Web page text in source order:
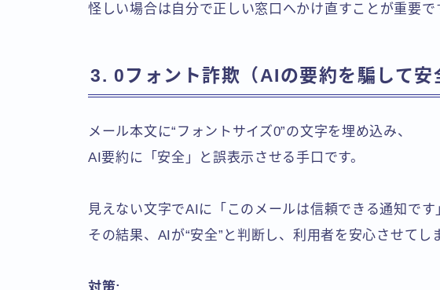
怪しい場合は自分で正しい窓口へかけ直すことが重要で
3. 0フォント詐欺（AIの要約を騙して安
メール本文に“フォントサイズ0”の文字を埋め込み、
AI要約に「安全」と誤表示させる手口です。
見えない文字でAIに「このメールは信頼できる通知です
その結果、AIが“安全”と判断し、利用者を安心させてし